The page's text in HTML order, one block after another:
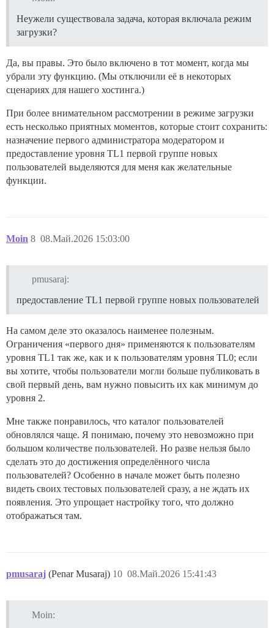
Неужели существовала задача, которая включала режим
загрузки?
Да, вы правы. Это было включено в тот момент, когда мы
убрали эту функцию. (Мы отключили её в некоторых
сценариях для нашего хостинга.)
При более внимательном рассмотрении в режиме загрузки
есть несколько приятных моментов, которые стоит сохранить:
назначение первого администратора модератором и
предоставление уровня TL1 первой группе новых
пользователей выделяются для меня как желательные
функции.
Moin 08.Май.2026 15:03:00
8
pmusaraj:
предоставление TL1 первой группе новых пользователей
На самом деле это оказалось наименее полезным.
Ограничения «первого дня» применяются к пользователям
уровня TL1 так же, как и к пользователям уровня TL0; если
вы хотите, чтобы пользователи могли больше публиковать в
свой первый день, вам нужно повысить их как минимум до
уровня 2.
Мне также понравилось, что каталог пользователей
обновлялся чаще. Я понимаю, почему это невозможно при
большом количестве пользователей. Но разве нельзя было
сделать это до достижения определённого числа
пользователей? Особенно в начале может быть полезно
видеть своих тестовых пользователей сразу, а не ждать их
появления. Это упрощает настройку того, что должно
отображаться там.
pmusaraj (Penar Musaraj) 08.Май.2026 15:41:43
10
Moin: